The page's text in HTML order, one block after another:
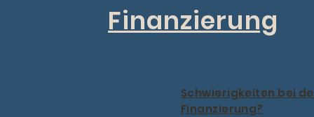
Finanzierung
Schwierigkeiten bei
Finanzierung?